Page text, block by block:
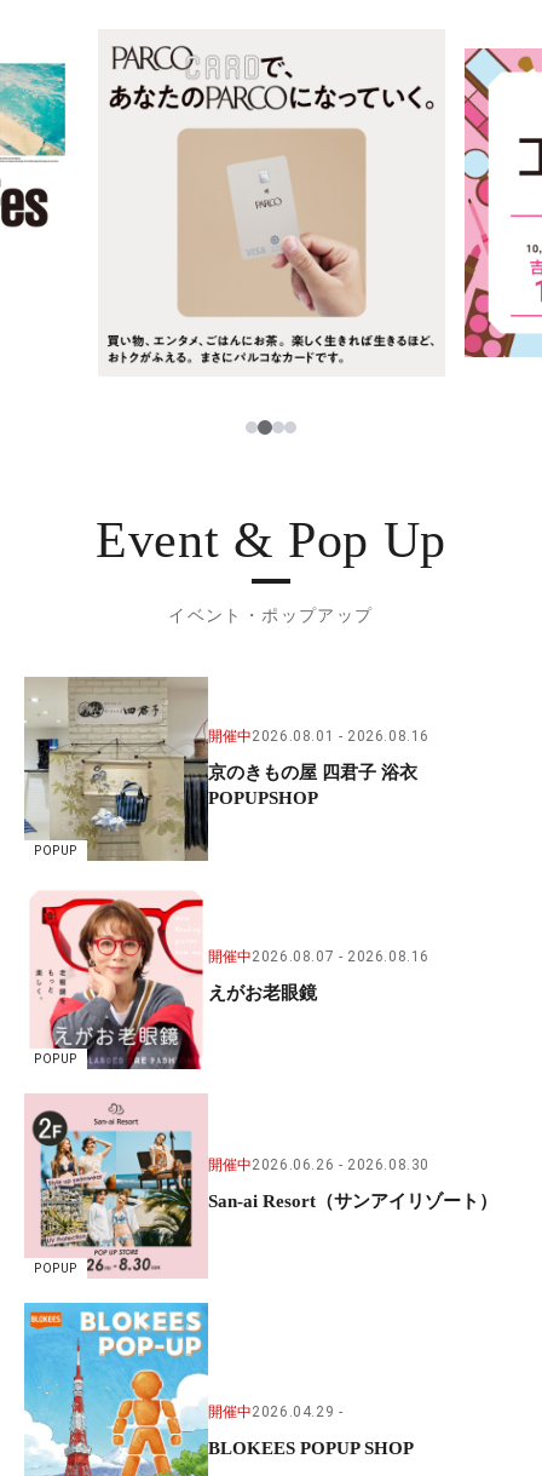
レストラン・カフェ
TAX FREE
PARCOメンバーズ
ภาษาไทย
日本語
123
Event & Pop Up
イベント・ポップアップ
POPUP
開催中2026.08.01 2026.08.16
京のきもの屋 四君子 浴衣
POPUPSHOP
POPUP
開催中2026.08.07 2026.08.16
えがお老眼鏡
POPUP
開催中2026.06.26 2026.08.30
San-ai Resort（サンアイリゾート）
開催中2026.04.29
BLOKEES POPUP SHOP